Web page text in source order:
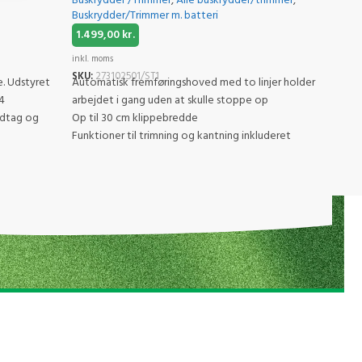
Udstyret
og
Buskrydder/Trimmer m. batteri
1.499,00kr.
inkl. moms
SKU:273102501/ST1
Automatisk fremføringshoved med to linjer holder
arbejdet i gang uden at skulle stoppe op
Op til 30 cm klippebredde
Funktioner til trimning og kantning inkluderet